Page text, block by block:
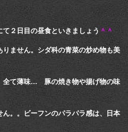
２日目の昼食といきましょう ＾＾
ません。シダ科の青菜の炒め物も美
全て薄味… 豚の焼き物や揚げ物の味
。。ビーフンのパラパラ感は、日本